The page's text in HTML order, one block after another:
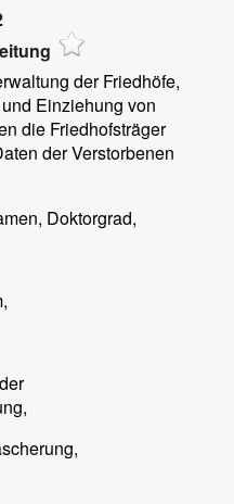
der Friedhöfe,
Einziehung von
die Friedhofsträger
der Verstorbenen
Doktorgrad,